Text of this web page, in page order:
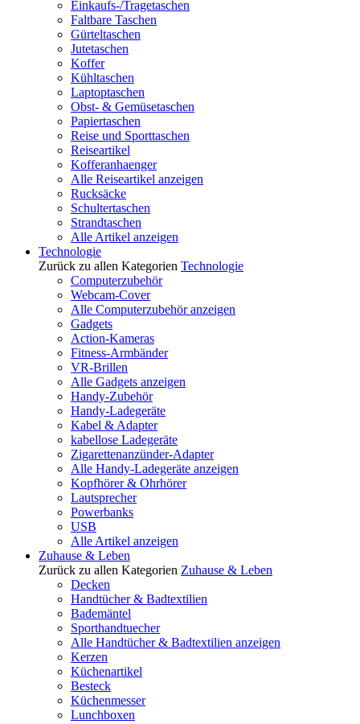
Einkaufs-/Tragetaschen
Faltbare Taschen
Gürteltaschen
Jutetaschen
Koffer
Kühltaschen
Laptoptaschen
Obst- & Gemüsetaschen
Papiertaschen
Reise und Sporttaschen
Reiseartikel
Kofferanhaenger
Alle Reiseartikel anzeigen
Rucksäcke
Schultertaschen
Strandtaschen
Alle Artikel anzeigen
Technologie
Zurück zu allen Kategorien Technologie
Computerzubehör
Webcam-Cover
Alle Computerzubehör anzeigen
Gadgets
Action-Kameras
Fitness-Armbänder
VR-Brillen
Alle Gadgets anzeigen
Handy-Zubehör
Handy-Ladegeräte
Kabel & Adapter
kabellose Ladegeräte
Zigarettenanzünder-Adapter
Alle Handy-Ladegeräte anzeigen
Kopfhörer & Ohrhörer
Lautsprecher
Powerbanks
USB
Alle Artikel anzeigen
Zuhause & Leben
Zurück zu allen Kategorien Zuhause & Leben
Decken
Handtücher & Badtextilien
Bademäntel
Sporthandtuecher
Alle Handtücher & Badtextilien anzeigen
Kerzen
Küchenartikel
Besteck
Küchenmesser
Lunchboxen